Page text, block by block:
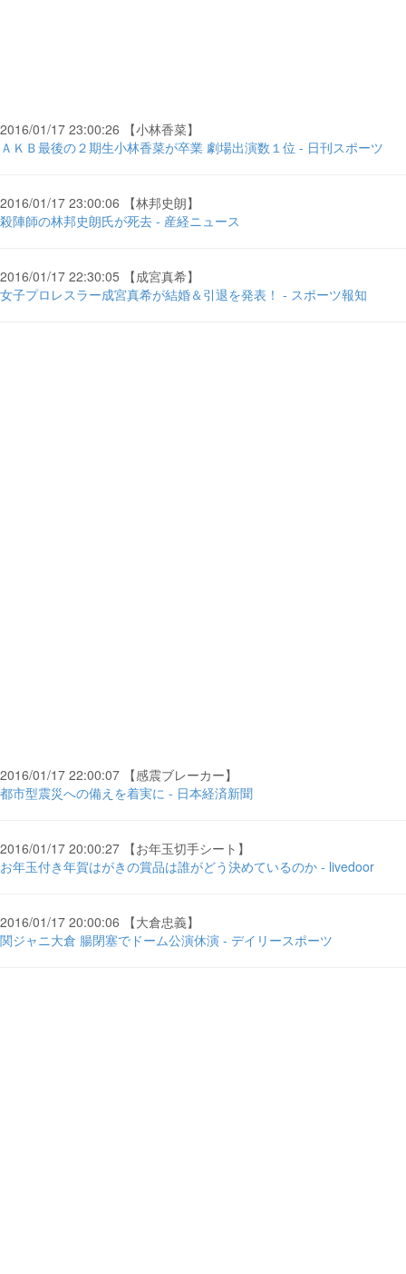
2016/01/17 23:00:26 【小林香菜】
ＡＫＢ最後の２期生小林香菜が卒業 劇場出演数１位 - 日刊スポーツ
2016/01/17 23:00:06 【林邦史朗】
殺陣師の林邦史朗氏が死去 - 産経ニュース
2016/01/17 22:30:05 【成宮真希】
女子プロレスラー成宮真希が結婚＆引退を発表！ - スポーツ報知
2016/01/17 22:00:07 【感震ブレーカー】
都市型震災への備えを着実に - 日本経済新聞
2016/01/17 20:00:27 【お年玉切手シート】
お年玉付き年賀はがきの賞品は誰がどう決めているのか - livedoor
2016/01/17 20:00:06 【大倉忠義】
関ジャニ大倉 腸閉塞でドーム公演休演 - デイリースポーツ